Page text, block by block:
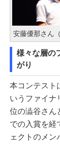
安藤優那さん（
様々な層の
がり
本コンテスト
いうファイナ
位の澁谷さん
での入賞を経
ェクトのメン